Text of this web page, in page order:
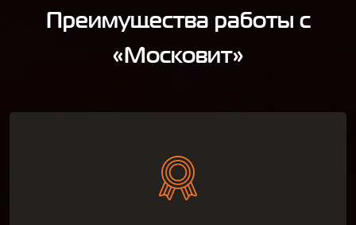
Преимущества работы с
«Московит»